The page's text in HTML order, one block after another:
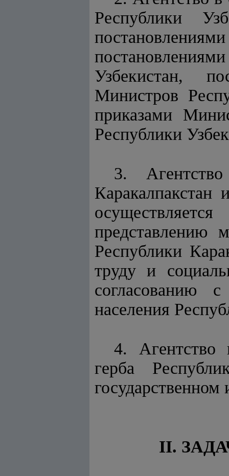
Республики
Узбекистан,
Министров
приказами
Республики
3.
Каракалпакстан
представлению
Республики
труду и
согласованию
населения
4. Агентство
герба
государственном
II.